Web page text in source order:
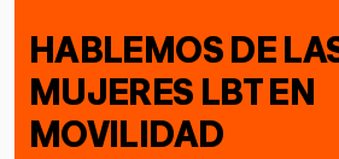
EMERGENCIA
HERRAMIENTAS
HABLEMOS DE
MUJERES LBT EN
MOVILIDAD